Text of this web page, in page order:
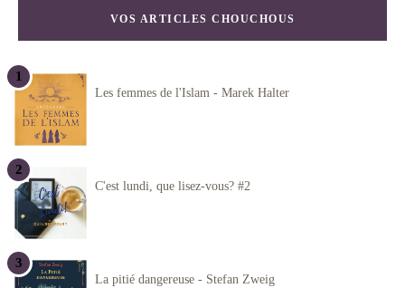
VOS ARTICLES CHOUCHOUS
Les femmes de l'Islam - Marek Halter
C'est lundi, que lisez-vous? #2
La pitié dangereuse - Stefan Zweig